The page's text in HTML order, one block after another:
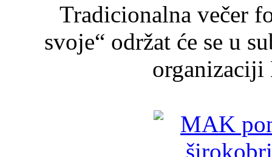
Tradicionalna večer
svoje“ održat će se u
organizaciji